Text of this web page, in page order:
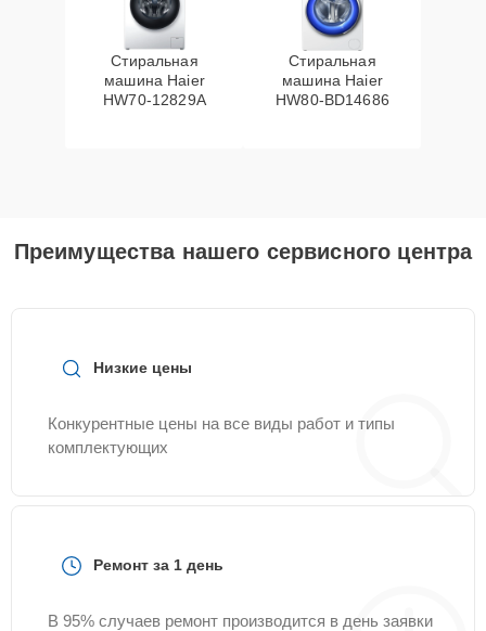
Стиральная
машина Haier
HW70-12829A
Стиральная
машина Haier
HW80-BD14686
Преимущества нашего сервисного центра
Низкие цены
Конкурентные цены на все виды работ и типы
комплектующих
Ремонт за 1 день
В 95% случаев ремонт производится в день заявки